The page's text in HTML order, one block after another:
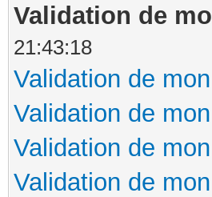
Validation de
21:43:18
Validation de
Validation de
Validation de
Validation de